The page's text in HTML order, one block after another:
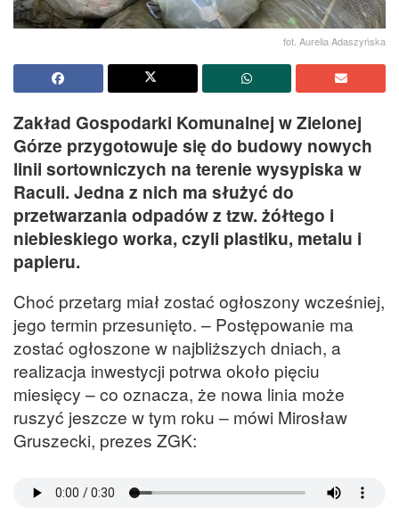
fot. Aurelia Adaszyńska
Zakład Gospodarki Komunalnej w Zielonej
Górze przygotowuje się do budowy nowych
linii sortowniczych na terenie wysypiska w
Raculi. Jedna z nich ma służyć do
przetwarzania odpadów z tzw. żółtego i
niebieskiego worka, czyli plastiku, metalu i
papieru.
Choć przetarg miał zostać ogłoszony wcześniej,
jego termin przesunięto. – Postępowanie ma
zostać ogłoszone w najbliższych dniach, a
realizacja inwestycji potrwa około pięciu
miesięcy – co oznacza, że nowa linia może
ruszyć jeszcze w tym roku – mówi Mirosław
Gruszecki, prezes ZGK: